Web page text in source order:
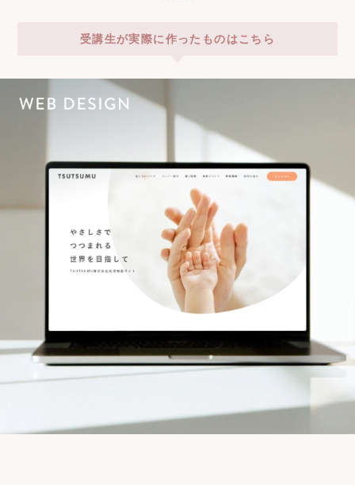
受講生が実際に作ったものはこちら